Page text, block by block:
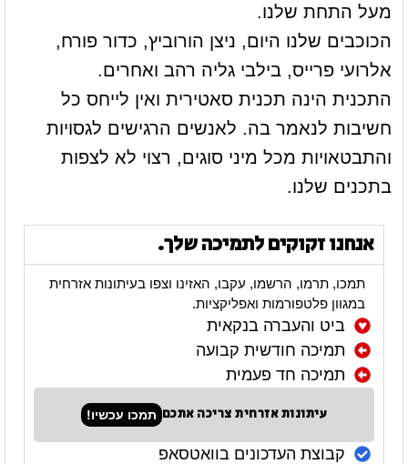
מעל התחת שלנו.
הכוכבים שלנו היום, ניצן הורוביץ, כדור פורח,
אלרועי פרייס, בילבי גליה רהב ואחרים.
התכנית הינה תכנית סאטירית ואין לייחס כל
חשיבות לנאמר בה. לאנשים הרגישים לגסויות
והתבטאויות מכל מיני סוגים, רצוי לא לצפות
בתכנים שלנו.
אנחנו זקוקים לתמיכה שלך.
תמכו, תרמו, הרשמו, עקבו, האזינו וצפו בעיתונות אזרחית
במגוון פלטפורמות ואפליקציות.
ביט והעברה בנקאית
תמיכה חודשית קבועה
תמיכה חד פעמית
עיתונות אזרחית צריכה אתכם תמכו עכשיו!
קבוצת העדכונים בוואטסאפ